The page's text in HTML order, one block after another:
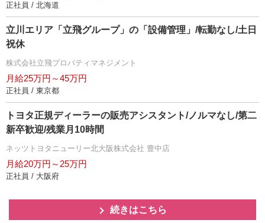
正社員 / 北海道
立川エリア「立飛グループ」の「設備管理」/転勤なし/土日
祝休
株式会社立飛プロパティマネジメント
月給25万円～45万円
正社員 / 東京都
トヨタ正規ディーラーの販売アシスタント/ノルマなし/第二
新卒歓迎/残業月10時間
ネッツトヨタニューリー北大阪株式会社 豊中店
月給20万円～25万円
正社員 / 大阪府
続きはこちら